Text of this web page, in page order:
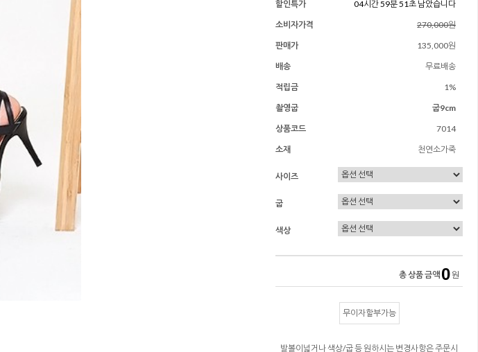
할인특가
04시간 59분 50초 남았습니다
소비자가격
270,000원
판매가
135,000원
배송
무료배송
적립금
1%
촬영굽
굽9cm
상품코드
7014
소재
천연소가죽
사이즈
굽
색상
총 상품 금액 0 원
무이자할부가능
발볼이넓거나 색상/굽 등 원하시는 변경사항은 주문시